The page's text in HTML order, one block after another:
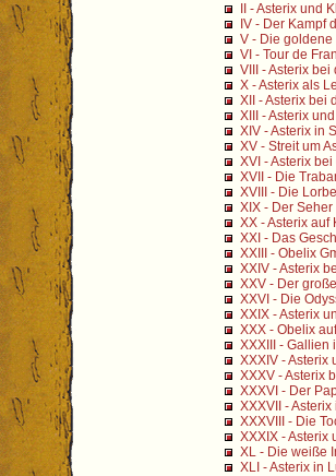
II - Asterix und
IV - Der Kampf
V - Die goldene
VI - Tour de
VIII - Asterix bei
X - Asterix als
XII - Asterix bei
XIII - Asterix
XIV - Asterix in
XV - Streit um
XVI - Asterix
XVII - Die
XVIII - Die
XIX - Der Seher
XX - Asterix auf
XXI - Das
XXIII - Obelix
XXIV - Asterix
XXV - Der
XXVI - Die
XXIX - Asterix
XXX - Obelix
XXXIII - Gallien
XXXIV - Asterix
XXXV - Asterix
XXXVI - Der
XXXVII - Asterix
XXXVIII - Die
XXXIX - Asterix
XL - Die weiße
XLI - Asterix in